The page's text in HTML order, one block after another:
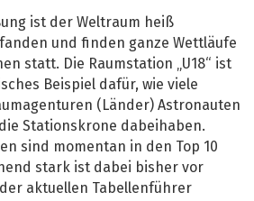
ist der Weltraum heiß
und finden ganze Wettläufe
statt. Die Raumstation „U18“ ist
Beispiel dafür, wie viele
(Länder) Astronauten
Stationskrone dabeihaben.
sind momentan in den Top 10
stark ist dabei bisher vor
aktuellen Tabellenführer